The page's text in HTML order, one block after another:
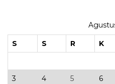
S S R K
3
4 5 6